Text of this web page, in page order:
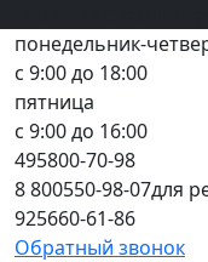
понедельник-
с 9:00 до 18:00
пятница
с 9:00 до 16:00
495800-70-98
8 800550-98-07для
925660-61-86
Обратный звонок